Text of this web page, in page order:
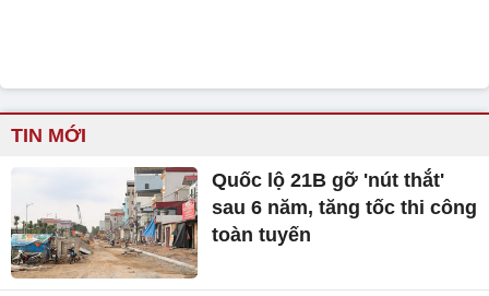
TIN MỚI
Quốc lộ 21B gỡ 'nút thắt'
sau 6 năm, tăng tốc thi công
toàn tuyến